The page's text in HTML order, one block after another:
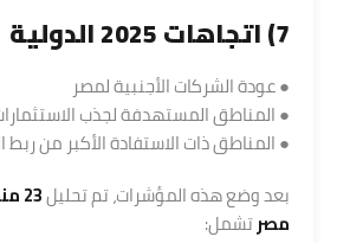
7) اتجاهات 2025 الدولية
● عودة الشركات الأجنبية لمصر
● المناطق المستهدفة لجذب
● المناطق ذات الاستفادة الأكبر من ربط
بعد وضع هذه المؤشرات، تم تحليل
مصرتشمل: